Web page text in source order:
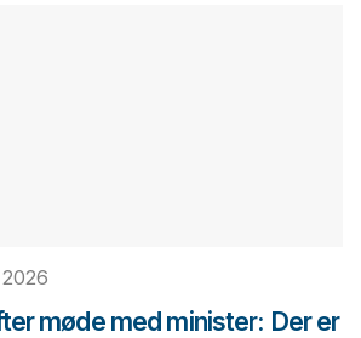
møde med minister: Der er